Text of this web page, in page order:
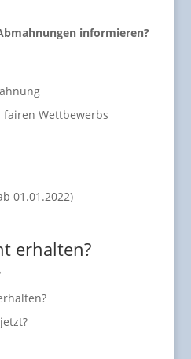
informieren?
fairen Wettbewerbs
01.01.2022)
erhalten?